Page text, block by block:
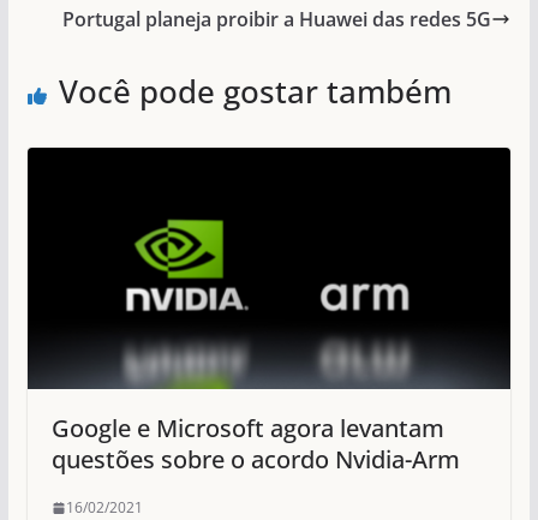
Portugal planeja proibir a Huawei das redes 5G
Você pode gostar também
Google e Microsoft agora levantam
questões sobre o acordo Nvidia-Arm
16/02/2021